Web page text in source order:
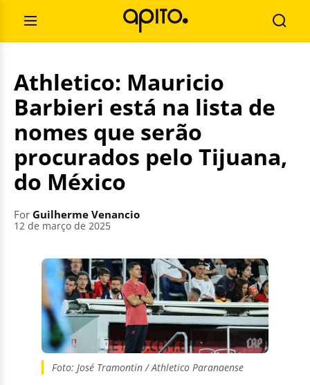
contentOpen
Menu
for:
Athletico: Mauricio
Barbieri está na lista de
nomes que serão
procurados pelo Tijuana,
do México
For Guilherme Venancio
12 de março de 2025
Foto: José Tramontin / Athletico Paranaense